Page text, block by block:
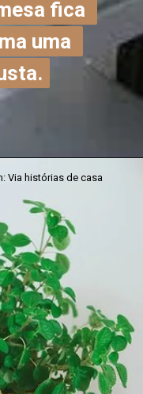
fica
uma
fica
uma
Via histórias de casa